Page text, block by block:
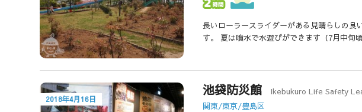
長いローラースライダーがある見晴らしの良
す。 夏は噴水で水遊びができます（7月中旬
2018年4月16日
池袋防災館
Ikebukuro Life Safety
関東/東京/豊島区